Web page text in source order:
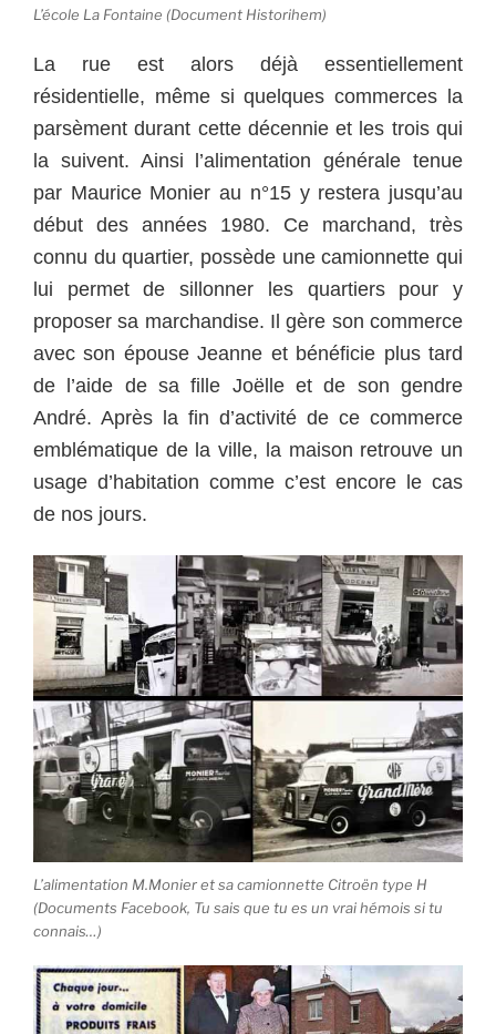
L’école La Fontaine (Document Historihem)
La rue est alors déjà essentiellement
résidentielle, même si quelques commerces la
parsèment durant cette décennie et les trois qui
la suivent. Ainsi l’alimentation générale tenue
par Maurice Monier au n°15 y restera jusqu’au
début des années 1980. Ce marchand, très
connu du quartier, possède une camionnette qui
lui permet de sillonner les quartiers pour y
proposer sa marchandise. Il gère son commerce
avec son épouse Jeanne et bénéficie plus tard
de l’aide de sa fille Joëlle et de son gendre
André. Après la fin d’activité de ce commerce
emblématique de la ville, la maison retrouve un
usage d’habitation comme c’est encore le cas
de nos jours.
L’alimentation M.Monier et sa camionnette Citroën type H
(Documents Facebook, Tu sais que tu es un vrai hémois si tu
connais…)